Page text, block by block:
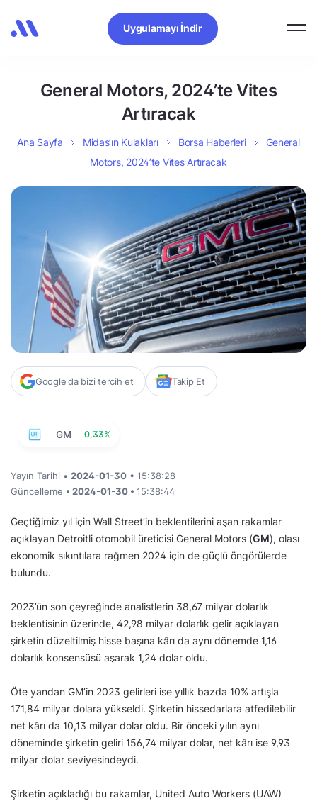
Uygulamayı İndir
General Motors, 2024’te Vites
Artıracak
Ana Sayfa Midas’ın Kulakları Borsa Haberleri
General
Motors, 2024’te Vites Artıracak
Google'da bizi tercih et Takip Et
GM 0,33%
Yayın Tarihi • 2024-01-30 • 15:38:28
Güncelleme • 2024-01-30 • 15:38:44
Geçtiğimiz yıl için Wall Street’in beklentilerini aşan rakamlar
açıklayan Detroitli otomobil üreticisi General Motors (GM), olası
ekonomik sıkıntılara rağmen 2024 için de güçlü öngörülerde
bulundu.
2023’ün son çeyreğinde analistlerin 38,67 milyar dolarlık
beklentisinin üzerinde, 42,98 milyar dolarlık gelir açıklayan
şirketin düzeltilmiş hisse başına kârı da aynı dönemde 1,16
dolarlık konsensüsü aşarak 1,24 dolar oldu.
Öte yandan GM’in 2023 gelirleri ise yıllık bazda 10% artışla
171,84 milyar dolara yükseldi. Şirketin hissedarlara atfedilebilir
net kârı da 10,13 milyar dolar oldu. Bir önceki yılın aynı
döneminde şirketin geliri 156,74 milyar dolar, net kârı ise 9,93
milyar dolar seviyesindeydi.
Şirketin açıkladığı bu rakamlar, United Auto Workers (UAW)